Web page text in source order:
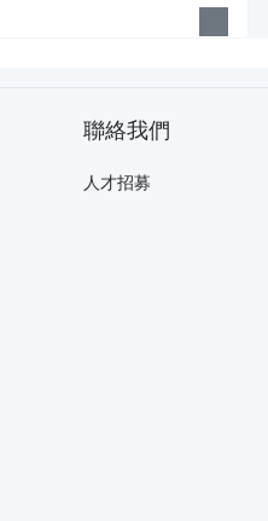
聯絡我們
人才招募